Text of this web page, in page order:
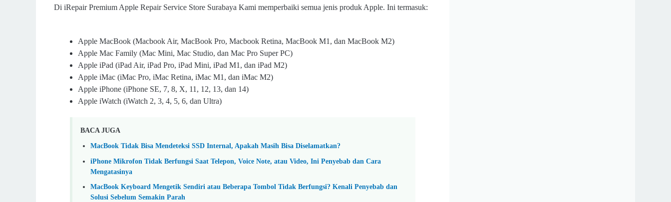
Di iRepair Premium Apple Repair Service Store Surabaya Kami memperbaiki semua jenis produk Apple. Ini termasuk:
Apple MacBook (Macbook Air, MacBook Pro, Macbook Retina, MacBook M1, dan MacBook M2)
Apple Mac Family (Mac Mini, Mac Studio, dan Mac Pro Super PC)
Apple iPad (iPad Air, iPad Pro, iPad Mini, iPad M1, dan iPad M2)
Apple iMac (iMac Pro, iMac Retina, iMac M1, dan iMac M2)
Apple iPhone (iPhone SE, 7, 8, X, 11, 12, 13, dan 14)
Apple iWatch (iWatch 2, 3, 4, 5, 6, dan Ultra)
BACA JUGA
MacBook Tidak Bisa Mendeteksi SSD Internal, Apakah Masih Bisa Diselamatkan?
iPhone Mikrofon Tidak Berfungsi Saat Telepon, Voice Note, atau Video, Ini Penyebab dan Cara
Mengatasinya
MacBook Keyboard Mengetik Sendiri atau Beberapa Tombol Tidak Berfungsi? Kenali Penyebab dan
Solusi Sebelum Semakin Parah